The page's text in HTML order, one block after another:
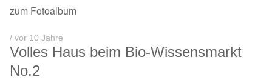
zum Fotoalbum
/ vor 10 Jahre
Volles Haus beim Bio-Wissensmarkt
No.2